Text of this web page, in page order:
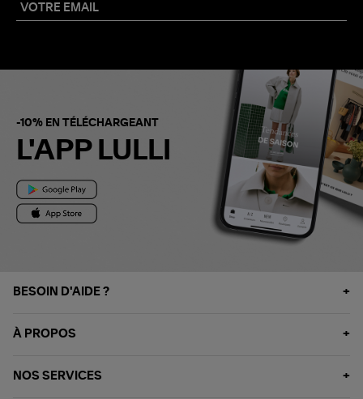
-10% EN TÉLÉCHARGEANT
L'APP LULLI
BESOIN D'AIDE ?
À PROPOS
NOS SERVICES